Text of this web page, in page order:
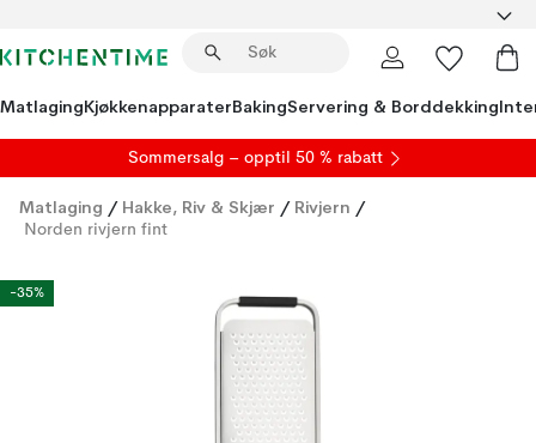
MatlagingKjøkkenapparaterBakingServering & Borddekking
Sommersalg – opptil 50 % rabatt
Matlaging / Hakke, Riv & Skjær / Rivjern /
Norden rivjern fint
-35%